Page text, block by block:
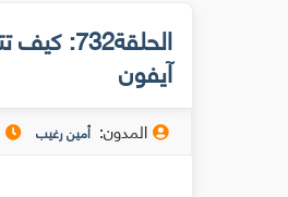
آيفون
المدون: أمين رغيب